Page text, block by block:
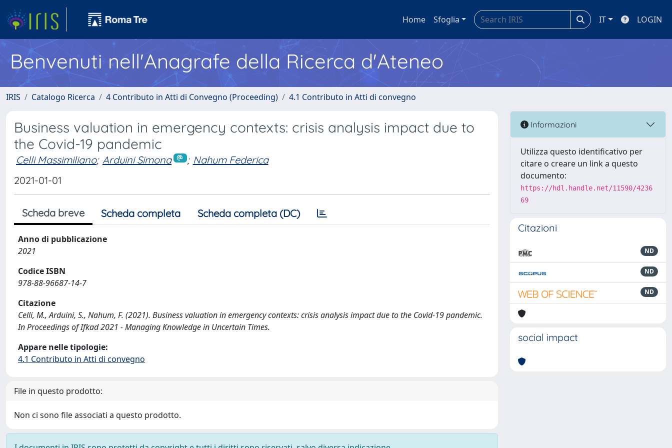
Home Sfoglia IT LOGIN
Benvenuti nell'Anagrafe della Ricerca d'Ateneo
IRIS Catalogo Ricerca 4 Contributo in Atti di Convegno (Proceeding) 4.1 Contributo in Atti di convegno
Business valuation in emergency contexts: crisis analysis impact due to
the Covid-19 pandemic
Celli Massimiliano; Arduini Simona ; Nahum Federica
2021-01-01
Scheda breve Scheda completa Scheda completa (DC)
Anno di pubblicazione
2021
Codice ISBN
978-88-96687-14-7
Citazione
Celli, M., Arduini, S., Nahum, F. (2021). Business valuation in emergency contexts: crisis analysis impact due to the Covid-19 pandemic.
In Proceedings of Ifkad 2021 - Managing Knowledge in Uncertain Times.
Appare nelle tipologie:
4.1 Contributo in Atti di convegno
File in questo prodotto:
Non ci sono file associati a questo prodotto.
Informazioni
Utilizza questo identificativo per
citare o creare un link a questo
documento:
https://hdl.handle.net/11590/4236
69
Citazioni
ND
ND
ND
social impact